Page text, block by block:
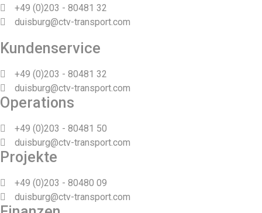
+49 (0)203 - 80481 32
duisburg@ctv-transport.com
Kundenservice
+49 (0)203 - 80481 32
duisburg@ctv-transport.com
Operations
+49 (0)203 - 80481 50
duisburg@ctv-transport.com
Projekte
+49 (0)203 - 80480 09
duisburg@ctv-transport.com